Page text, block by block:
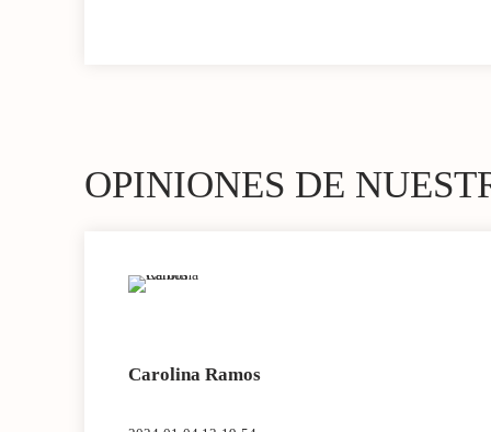
OPINIONES DE
Carolina Ramos